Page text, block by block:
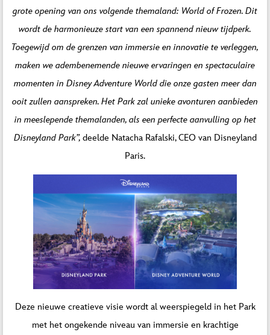
grote opening van ons volgende themaland: World of Frozen. Dit
wordt de harmonieuze start van een spannend nieuw tijdperk.
Toegewijd om de grenzen van immersie en innovatie te verleggen,
maken we adembenemende nieuwe ervaringen en spectaculaire
momenten in Disney Adventure World die onze gasten meer dan
ooit zullen aanspreken. Het Park zal unieke avonturen aanbieden
in meeslepende themalanden, als een perfecte aanvulling op het
Disneyland Park”, deelde Natacha Rafalski, CEO van Disneyland
Paris.
Deze nieuwe creatieve visie wordt al weerspiegeld in het Park
met het ongekende niveau van immersie en krachtige